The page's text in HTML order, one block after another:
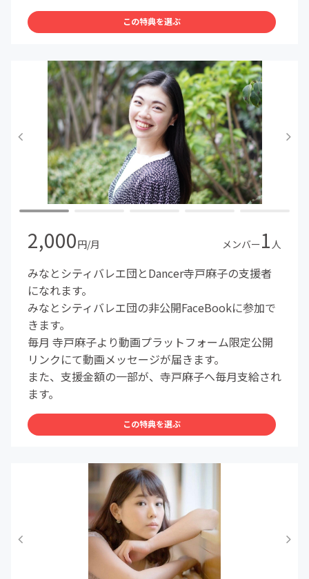
この特典を選ぶ
2,000円/月 メンバー1 人
みなとシティバレエ団とDancer寺戸麻子の支援者
になれます。
みなとシティバレエ団の非公開FaceBookに参加で
きます。
毎月 寺戸麻子より動画プラットフォーム限定公開
リンクにて動画メッセージが届きます。
また、支援金額の一部が、寺戸麻子へ毎月支給され
ます。
この特典を選ぶ